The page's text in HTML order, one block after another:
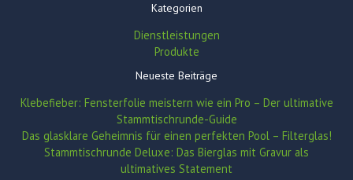
Kategorien
Dienstleistungen
Produkte
Neueste Beiträge
Klebefieber: Fensterfolie meistern wie ein Pro – Der ultimative
Stammtischrunde-Guide
Das glasklare Geheimnis für einen perfekten Pool – Filterglas!
Stammtischrunde Deluxe: Das Bierglas mit Gravur als
ultimatives Statement